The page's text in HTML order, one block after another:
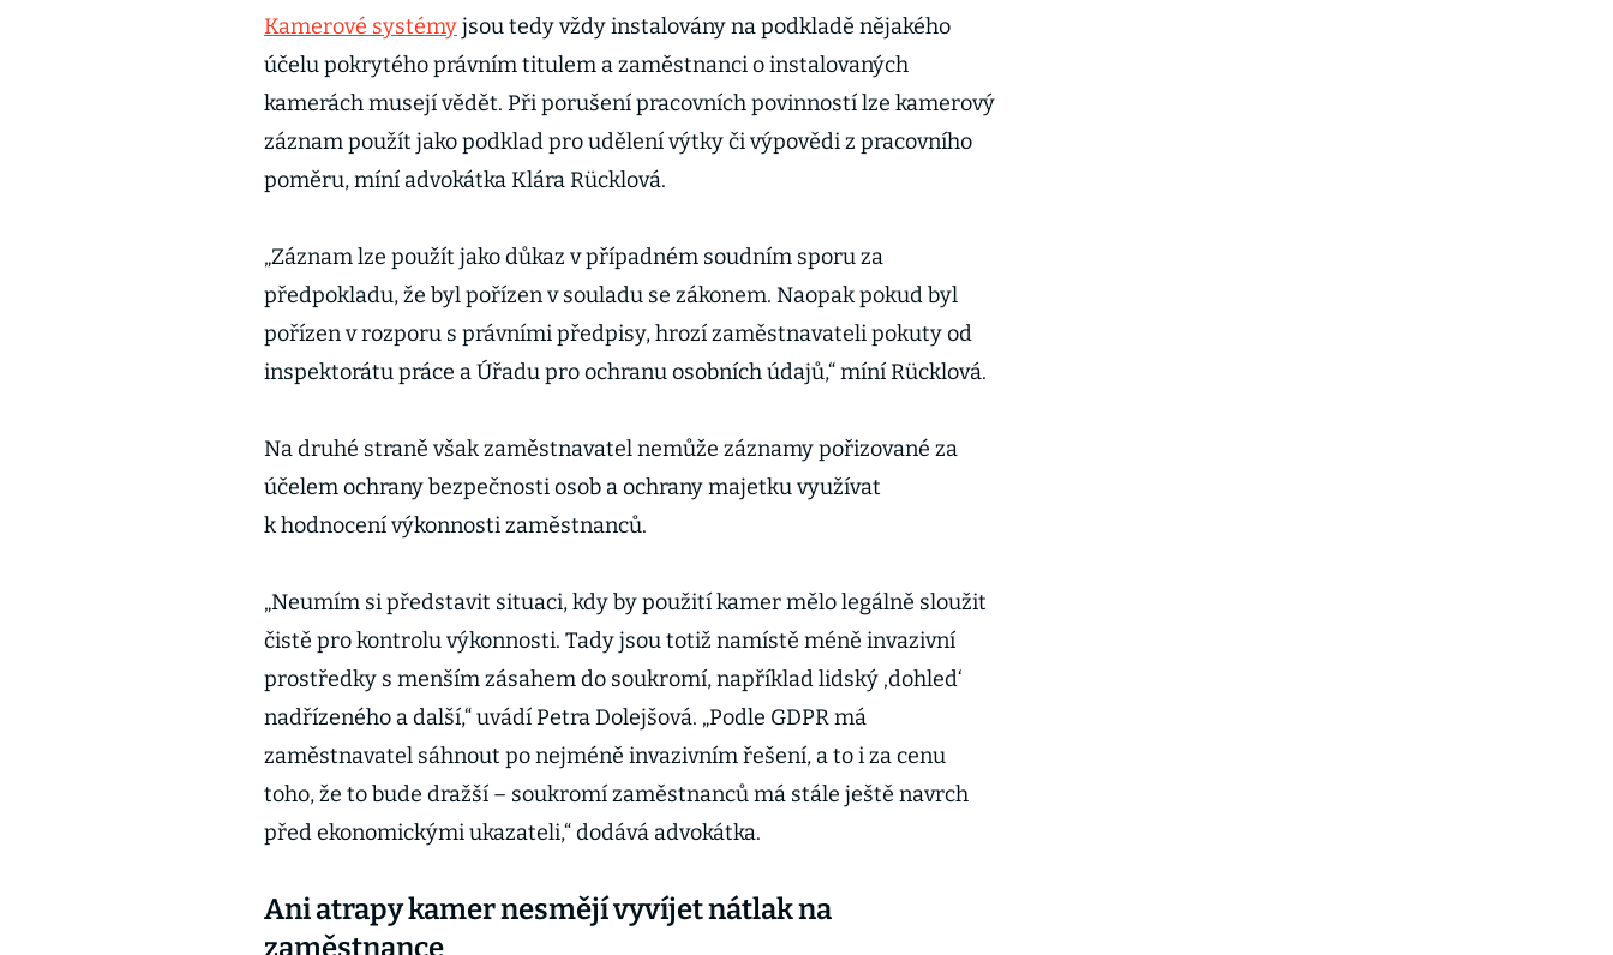
Kamerové systémyjsou tedy vždy instalovány na podkladě nějakého
účelu pokrytého právním titulem a zaměstnanci o instalovaných
kamerách musejí vědět. Při porušení pracovních povinností lze kamerový
záznam použít jako podklad pro udělení výtky či výpovědi z pracovního
poměru, míní advokátka Klára Rücklová.
„Záznam lze použít jako důkaz v případném soudním sporu za
předpokladu, že byl pořízen v souladu se zákonem. Naopak pokud byl
pořízen v rozporu s právními předpisy, hrozí zaměstnavateli pokuty od
inspektorátu práce a Úřadu pro ochranu osobních údajů,“ míní Rücklová.
Na druhé straně však zaměstnavatel nemůže záznamy pořizované za
účelem ochrany bezpečnosti osob a ochrany majetku využívat
k hodnocení výkonnosti zaměstnanců.
„Neumím si představit situaci, kdy by použití kamer mělo legálně sloužit
čistě pro kontrolu výkonnosti. Tady jsou totiž namístě méně invazivní
prostředky s menším zásahem do soukromí, například lidský ‚dohled‘
nadřízeného a další,“ uvádí Petra Dolejšová. „Podle GDPR má
zaměstnavatel sáhnout po nejméně invazivním řešení, a to i za cenu
toho, že to bude dražší – soukromí zaměstnanců má stále ještě navrch
před ekonomickými ukazateli,“ dodává advokátka.
Ani atrapy kamer nesmějí vyvíjet nátlak na
zaměstnance